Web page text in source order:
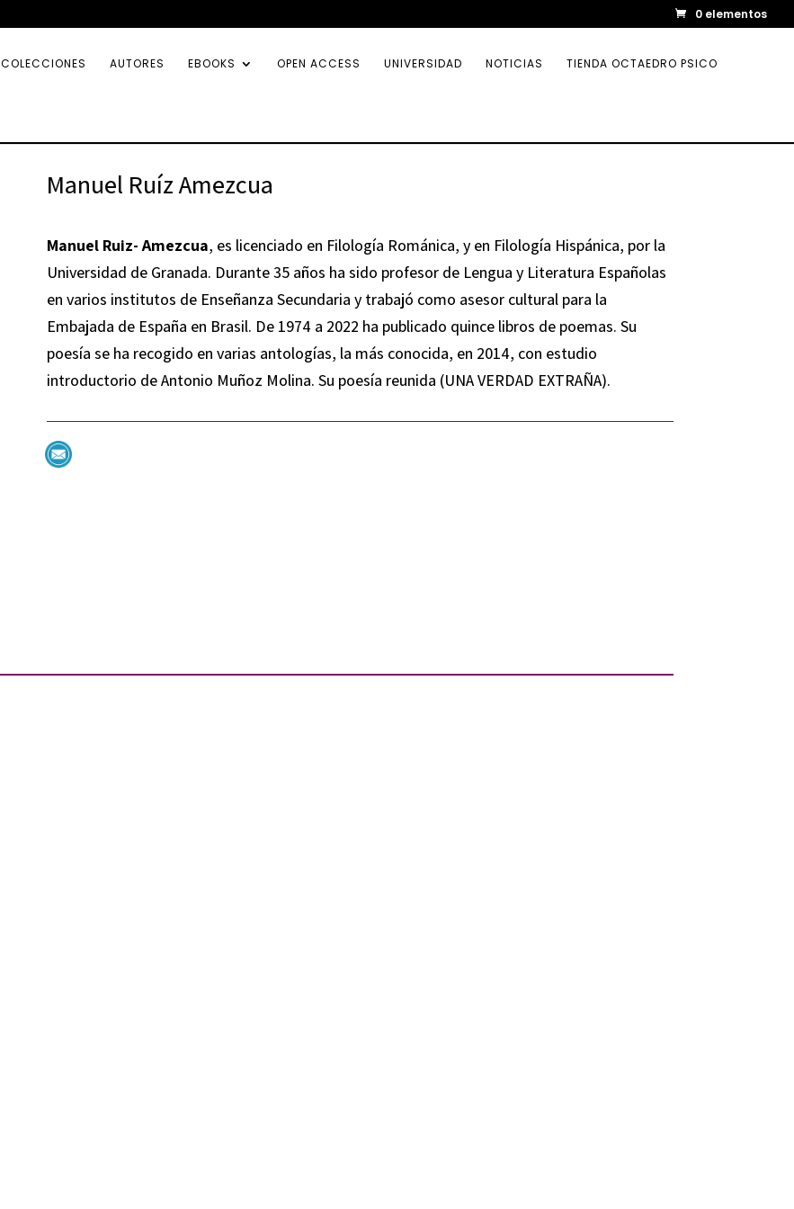
0 elementos
COLECCIONES AUTORES EBOOKS OPEN ACCESS UNIVERSIDAD NOTICIAS TIENDA OCTAEDRO PSICO
Manuel Ruíz Amezcua
Manuel Ruiz- Amezcua, es licenciado en Filología Románica, y en Filología Hispánica, por la
Universidad de Granada. Durante 35 años ha sido profesor de Lengua y Literatura Españolas
en varios institutos de Enseñanza Secundaria y trabajó como asesor cultural para la
Embajada de España en Brasil. De 1974 a 2022 ha publicado quince libros de poemas. Su
poesía se ha recogido en varias antologías, la más conocida, en 2014, con estudio
introductorio de Antonio Muñoz Molina. Su poesía reunida (UNA VERDAD EXTRAÑA).